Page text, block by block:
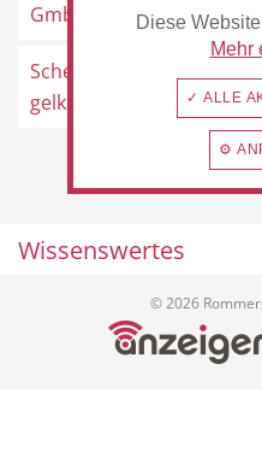
Beauty & Wellness
Handwerk
GmbH
Schenk,
gelkamine.de
Wissenswertes
© 2026
Diese
Mehr
✓ ALLE
⚙